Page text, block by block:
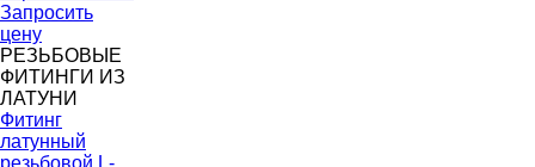
Запросить
цену
РЕЗЬБОВЫЕ
ФИТИНГИ ИЗ
ЛАТУНИ
Фитинг
латунный
резьбовой L-